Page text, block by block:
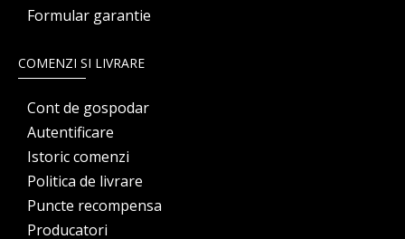
Formular garantie
COMENZI SI LIVRARE
Cont de gospodar
Autentificare
Istoric comenzi
Politica de livrare
Puncte recompensa
Producatori